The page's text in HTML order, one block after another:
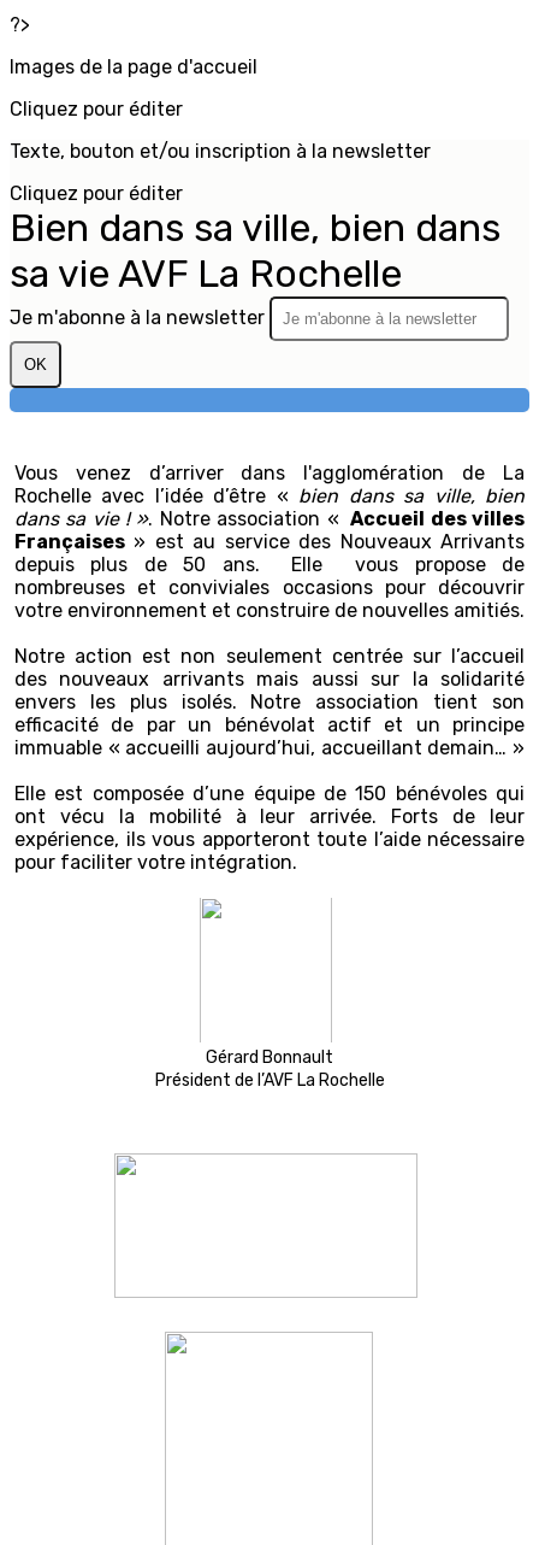
?>
Images de la page d'accueil
Cliquez pour éditer
Texte, bouton et/ou inscription à la newsletter
Cliquez pour éditer
Bien dans sa ville, bien dans
sa vie AVF La Rochelle
Je m'abonne à la newsletter
OK
Vous venez d’arriver dans l'agglomération de La
Rochelle avec l’idée d’être « bien dans sa ville, bien
dans sa vie ! ». Notre association « Accueil des villes
Françaises » est au service des Nouveaux Arrivants
depuis plus de 50 ans. Elle vous propose de
nombreuses et conviviales occasions pour découvrir
votre environnement et construire de nouvelles amitiés.
Notre action est non seulement centrée sur l’accueil
des nouveaux arrivants mais aussi sur la solidarité
envers les plus isolés. Notre association tient son
efficacité de par un bénévolat actif et un principe
immuable « accueilli aujourd’hui, accueillant demain… »
Elle est composée d’une équipe de 150 bénévoles qui
ont vécu la mobilité à leur arrivée. Forts de leur
expérience, ils vous apporteront toute l’aide nécessaire
pour faciliter votre intégration.
Gérard Bonnault
Président de l’AVF La Rochelle